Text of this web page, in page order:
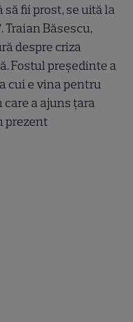
fii prost, se uită la
Traian Băsescu,
despre criza
Fostul președinte a
cui e vina pentru
a ajuns țara
prezent